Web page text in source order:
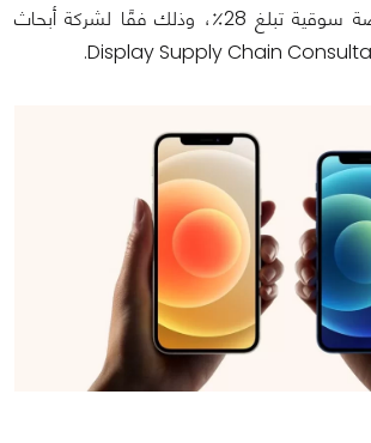
هذا العام مقابل حصة سوقية تبلغ 28٪، وذلك فقًا لشركة أبحاث